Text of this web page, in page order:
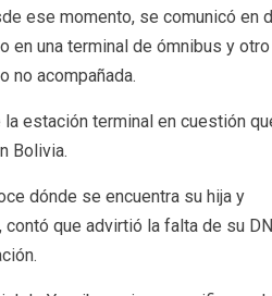
ese momento, se comunicó en
en una terminal de ómnibus y otro
no acompañada.
estación terminal en cuestión
Bolivia.
dónde se encuentra su hija y
que advirtió la falta de su